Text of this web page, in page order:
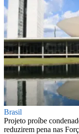
Brasil
Projeto proíbe
reduzirem pena nas